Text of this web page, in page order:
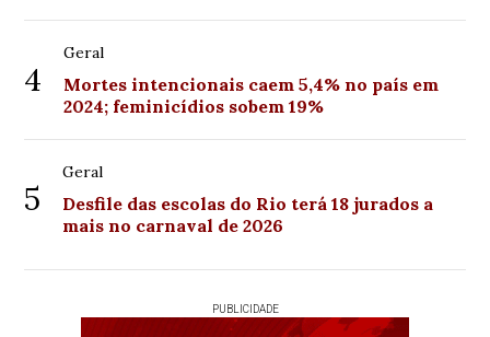
4
Geral
Mortes intencionais caem 5,4% no país em
2024; feminicídios sobem 19%
5
Geral
Desfile das escolas do Rio terá 18 jurados a
mais no carnaval de 2026
PUBLICIDADE